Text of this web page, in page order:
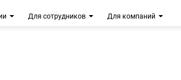
Для сотрудников Для компаний